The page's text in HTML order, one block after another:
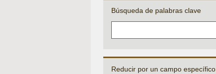
Búsqueda de palabras clave
Reducir por un campo específico